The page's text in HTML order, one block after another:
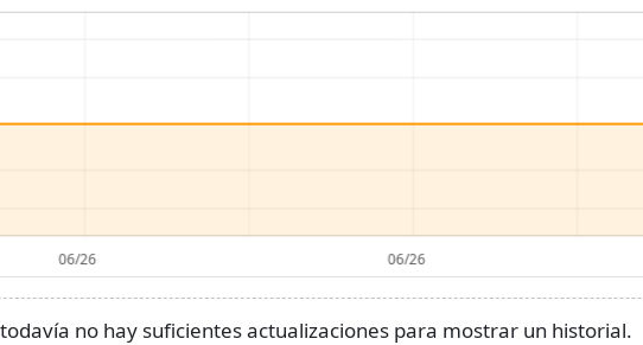
no hay suficientes actualizaciones para mostrar un historial.